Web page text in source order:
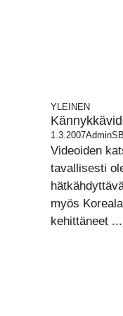
YLEINEN
1.3.2007AdminSB
Videoiden
tavallisesti
myös
kehittäneet ...